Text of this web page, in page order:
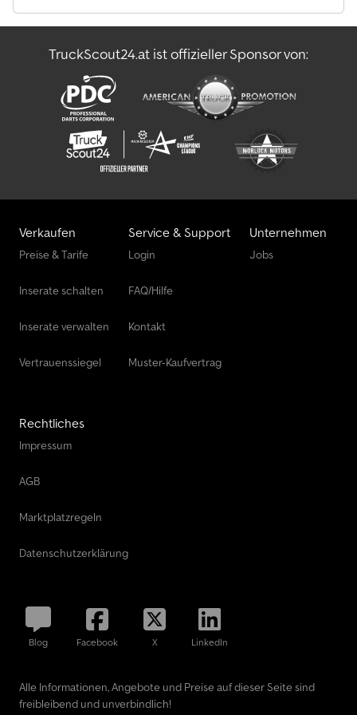
TruckScout24.at ist offizieller Sponsor von:
Verkaufen
Preise & Tarife
Inserate schalten
Inserate verwalten
Vertrauenssiegel
Service & Support
Login
FAQ/Hilfe
Kontakt
Muster-Kaufvertrag
Unternehmen
Jobs
Rechtliches
Impressum
AGB
Marktplatzregeln
Datenschutzerklärung
Blog Facebook X LinkedIn
Alle Informationen, Angebote und Preise auf dieser Seite sind
freibleibend und unverbindlich!